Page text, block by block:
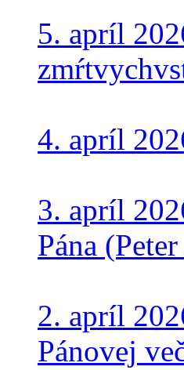
5. apríl
4. apríl
3. apríl
Pána
2. apríl
Pánovej